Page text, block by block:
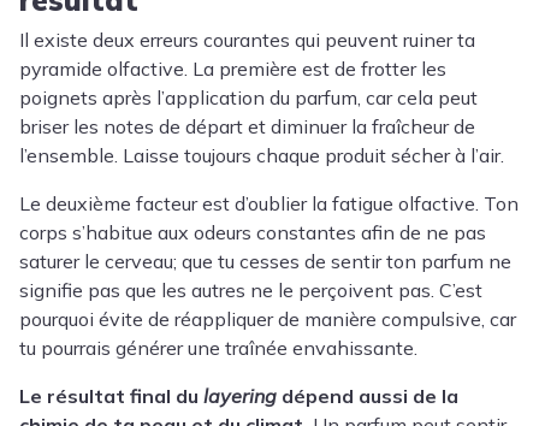
Il existe deux erreurs courantes qui peuvent ruiner ta
pyramide olfactive. La première est de frotter les
poignets après l’application du parfum, car cela peut
briser les notes de départ et diminuer la fraîcheur de
l’ensemble. Laisse toujours chaque produit sécher à l’air.
Le deuxième facteur est d’oublier la fatigue olfactive. Ton
corps s’habitue aux odeurs constantes afin de ne pas
saturer le cerveau; que tu cesses de sentir ton parfum ne
signifie pas que les autres ne le perçoivent pas. C’est
pourquoi évite de réappliquer de manière compulsive, car
tu pourrais générer une traînée envahissante.
Le résultat final du layering dépend aussi de la